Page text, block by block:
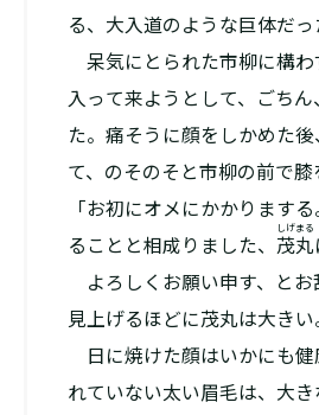
る、大入道のような巨体だっ
呆気にとられた市柳に構わ
入って来ようとして、ごち
た。痛そうに顔をしかめた
て、のそのそと市柳の前で膝
「お初にオメにかかります
ることと相成りました、 茂丸
しげまる
よろしくお願い申す、とお
見上げるほどに茂丸は大きい
日に焼けた顔はいかにも健
れていない太い眉毛は、大き